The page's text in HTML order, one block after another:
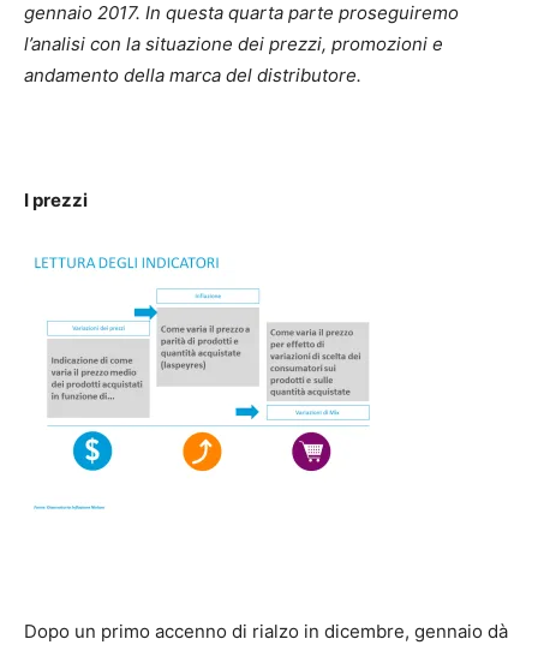
gennaio 2017. In questa quarta parte proseguiremo
l’analisi con la situazione dei prezzi, promozioni e
andamento della marca del distributore.
I prezzi
Dopo un primo accenno di rialzo in dicembre, gennaio dà